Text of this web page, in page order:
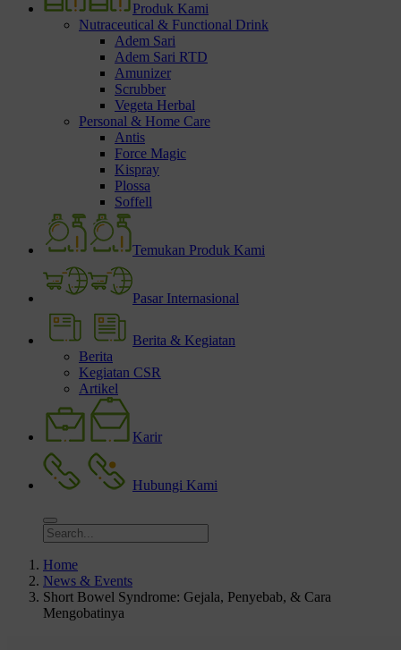
Produk Kami
Nutraceutical & Functional Drink
Adem Sari
Adem Sari RTD
Amunizer
Scrubber
Vegeta Herbal
Personal & Home Care
Antis
Force Magic
Kispray
Plossa
Soffell
Temukan Produk Kami
Pasar Internasional
Berita & Kegiatan
Berita
Kegiatan CSR
Artikel
Karir
Hubungi Kami
Home
News & Events
Short Bowel Syndrome: Gejala, Penyebab, & Cara
Mengobatinya